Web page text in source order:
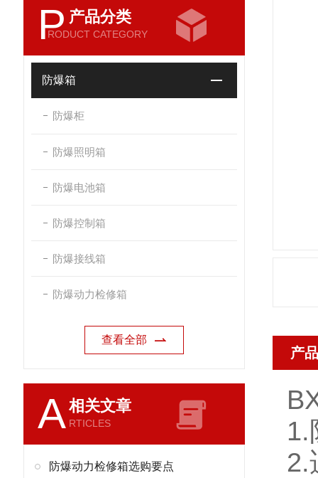
P 产品分类
RODUCT CATEGORY
防爆箱
防爆柜
防爆照明箱
防爆电池箱
防爆控制箱
防爆接线箱
防爆动力检修箱
查看全部
A相关文章
RTICLES
防爆动力检修箱选购要点
产
1.
2.